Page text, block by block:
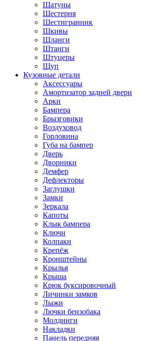
Шатуны
Шестерня
Шестигранник
Шкивы
Шланги
Штанги
Штуцеры
Щуп
Кузовные детали
Аксессуары
Амортизатор задней двери
Арки
Бампера
Брызговики
Воздуховод
Горловина
Губа на бампер
Дверь
Дворники
Демфер
Дефлекторы
Заглушки
Замки
Зеркала
Капоты
Клык бампера
Ключи
Колпаки
Крепёж
Кронштейны
Крылья
Крыша
Крюк буксировочный
Личинки замков
Лыжи
Лючки бензобака
Молдинги
Накладки
Панель передняя